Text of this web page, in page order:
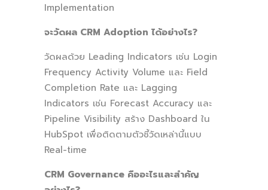
Implementation
จะวัดผล CRM Adoption ได้อย่างไร?
วัดผลด้วย Leading Indicators เช่น Login
Frequency Activity Volume และ Field
Completion Rate และ Lagging
Indicators เช่น Forecast Accuracy และ
Pipeline Visibility สร้าง Dashboard ใน
HubSpot เพื่อติดตามตัวชี้วัดเหล่านี้แบบ
Real-time
CRM Governance คืออะไรและสำคัญ